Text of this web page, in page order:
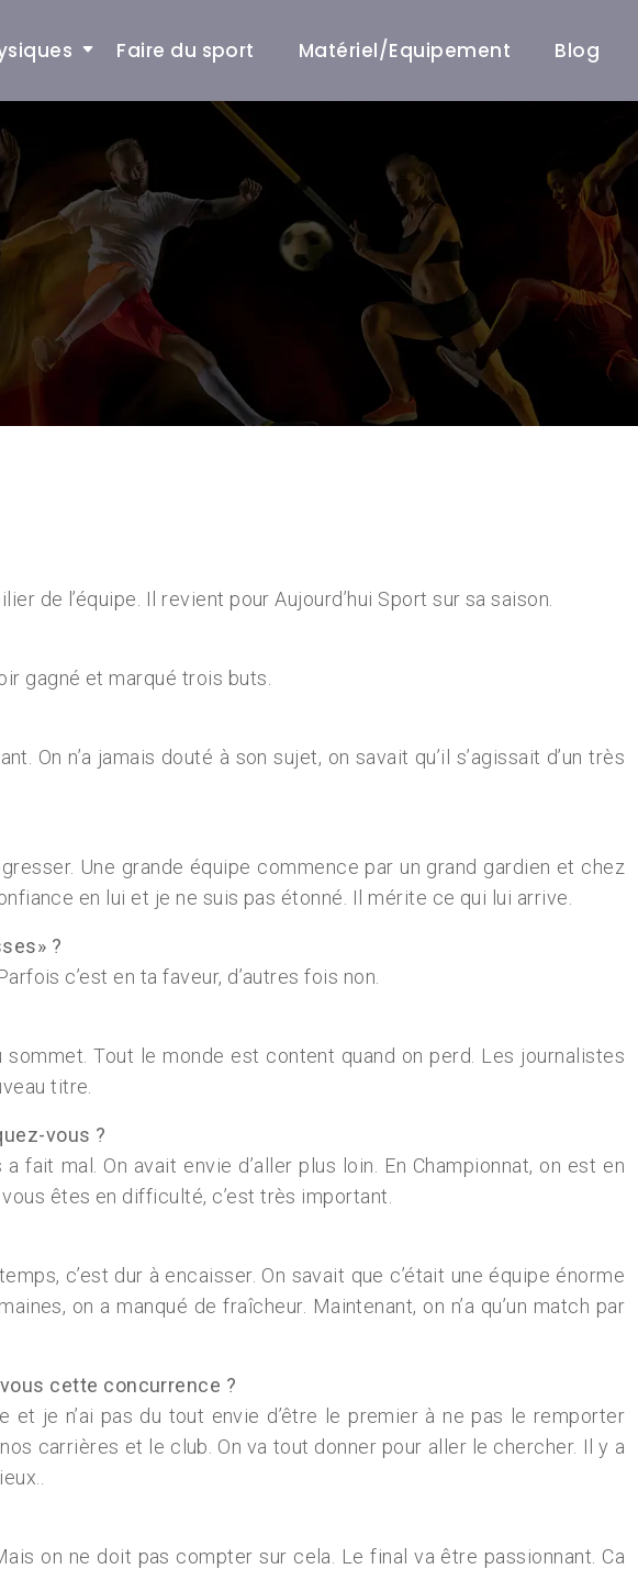
Faire du sport Matériel/Equipement Blog
de l’équipe. Il revient pour Aujourd’hui Sport sur sa saison.
gagné et marqué trois buts.
On n’a jamais douté à son sujet, on savait qu’il s’agissait d’un très
Une grande équipe commence par un grand gardien et chez
en lui et je ne suis pas étonné. Il mérite ce qui lui arrive.
?
c’est en ta faveur, d’autres fois non.
Tout le monde est content quand on perd. Les journalistes
titre.
vous ?
mal. On avait envie d’aller plus loin. En Championnat, on est en
êtes en difficulté, c’est très important.
c’est dur à encaisser. On savait que c’était une équipe énorme
on a manqué de fraîcheur. Maintenant, on n’a qu’un match par
cette concurrence ?
je n’ai pas du tout envie d’être le premier à ne pas le remporter
carrières et le club. On va tout donner pour aller le chercher. Il y a
on ne doit pas compter sur cela. Le final va être passionnant. Ca